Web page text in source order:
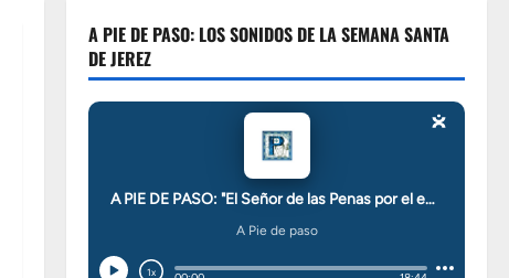
A PIE DE PASO: LOS SONIDOS DE LA SEMANA SANTA
DE JEREZ